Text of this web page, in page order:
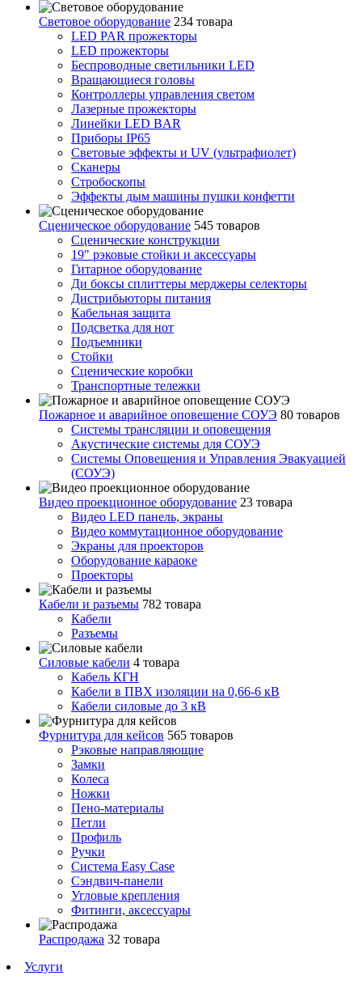
Световое оборудование 234 товара
LED PAR прожекторы
LED прожекторы
Беспроводные светильники LED
Вращающиеся головы
Контроллеры управления светом
Лазерные прожекторы
Линейки LED BAR
Приборы IP65
Световые эффекты и UV (ультрафиолет)
Сканеры
Стробоскопы
Эффекты дым машины пушки конфетти
Сценическое оборудование 545 товаров
Сценические конструкции
19" рэковые стойки и аксесcуары
Гитарное оборудование
Ди боксы сплиттеры мерджеры селекторы
Дистрибьюторы питания
Кабельная защита
Подсветка для нот
Подъемники
Стойки
Сценические коробки
Транспортные тележки
Пожарное и аварийное оповещение СОУЭ 80 товаров
Cистемы трансляции и оповещения
Акустические системы для СОУЭ
Системы Оповещения и Управления Эвакуацией
(СОУЭ)
Видео проекционное оборудование 23 товара
Видео LED панель, экраны
Видео коммутационное оборудование
Экраны для проекторов
Оборудование караоке
Проекторы
Кабели и разъемы 782 товара
Кабели
Разъемы
Силовые кабели 4 товара
Кабель КГН
Кабели в ПВХ изоляции на 0,66-6 кВ
Кабели силовые до 3 кВ
Фурнитура для кейсов 565 товаров
Рэковые направляющие
Замки
Колеса
Ножки
Пено-материалы
Петли
Профиль
Ручки
Система Easy Case
Сэндвич-панели
Угловые крепления
Фитинги, аксессуары
Распродажа 32 товара
Услуги